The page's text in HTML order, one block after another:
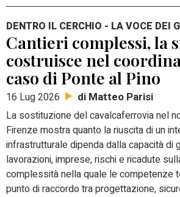
DENTRO IL CERCHIO - LA VOCE DEI
Cantieri complessi, la
costruisce nel
caso di Ponte al Pino
16 Lug 2026 di Matteo Parisi
La sostituzione del cavalcaferrovia nel
Firenze mostra quanto la riuscita di un
infrastrutturale dipenda dalla capacità di
lavorazioni, imprese, rischi e ricadute
complessità nella quale le competenze
punto di raccordo tra progettazione,